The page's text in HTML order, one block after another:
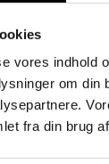
vores indhold
om din
fra din brug
70% karton
og